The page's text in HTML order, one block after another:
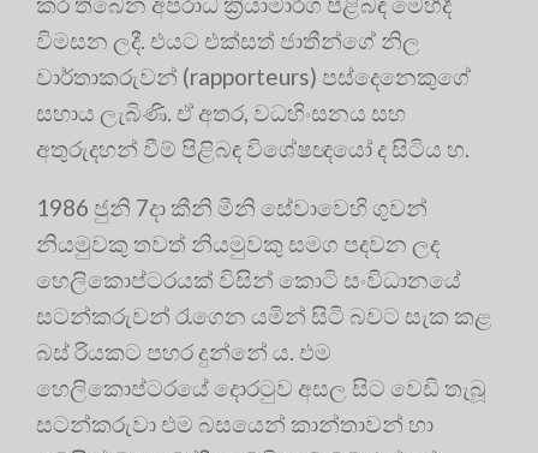
විමසන ලදී. එයට එක්සත් ජාතීන්ගේ නිල
වාර්තාකරුවන් (rapporteurs) පස්දෙනෙකුගේ
සහාය ලැබිණි. ඒ අතර, වධහිංසනය සහ
අතුරුදහන් වීම් පිළිබඳ විශේෂඥයෝ ද සිටිය හ.
1986 ජුනි 7දා කීනි මීනි සේවාවෙහි ගුවන්
නියමුවකු තවත් නියමුවකු සමග පදවන ලද
හෙලිකොප්ටරයක් විසින් කොටි සංවිධානයේ
සටන්කරුවන් රැගෙන යමින් සිටි බවට සැක කළ
බස් රියකට පහර දුන්නේ ය. එම
හෙලිකොප්ටරයේ දොරටුව අසල සිට වෙඩි තැබූ
සටන්කරුවා එම බසයෙන් කාන්තාවන් හා